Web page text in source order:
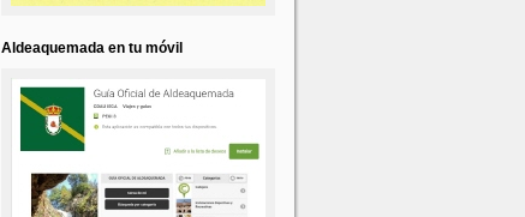
Aldeaquemada en tu móvil